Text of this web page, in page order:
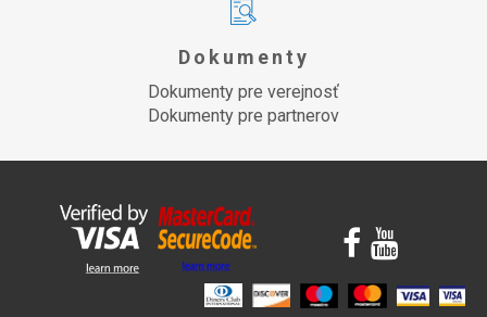
Dokumenty
Dokumenty pre verejnosť
Dokumenty pre partnerov